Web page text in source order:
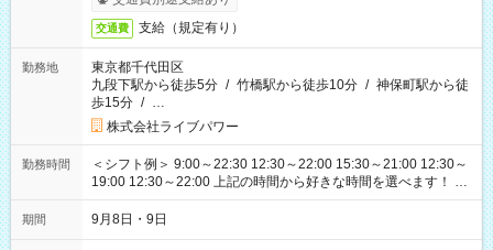
交通費 支給（規定有り）
勤務地
東京都千代田区
九段下駅から徒歩5分 / 竹橋駅から徒歩10分 / 神保町駅から徒
歩15分 / …
株式会社ライブパワー
勤務時間
＜シフト例＞ 9:00～22:30 12:30～22:00 15:30～21:00 12:30～
19:00 12:30～22:00 上記の時間から好きな時間を選べます！ ※
時間は変更となる可能性があります
期間 9月8日・9日